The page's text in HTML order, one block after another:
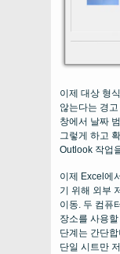
이제 대상 형
않는다는 경
창에서 날짜
그렇게 하고
Outlook 작업
이제 Excel에
기 위해 외부
이동. 두 컴퓨
장소를 사용
단계는 간단
단일 시트만